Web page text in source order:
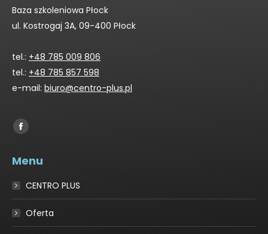
Baza szkoleniowa Płock
ul. Kostrogaj 3A, 09-400 Płock
tel.: +48 785 009 806
tel.: +48 785 857 598
e-mail: biuro@centro-plus.pl
Find us on:
Facebook
opens
in
window
Menu
CENTRO PLUS
Oferta